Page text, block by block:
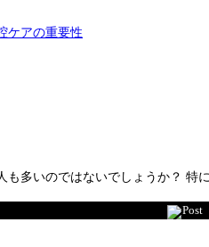
多いのではないでしょうか？
Post